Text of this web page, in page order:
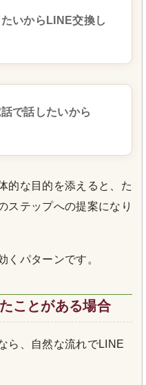
いからLINE交換し
で話したいから
的な目的を添えると、た
ステップへの提案になり
くパターンです。
ことがある場合
ら、自然な流れでLINE